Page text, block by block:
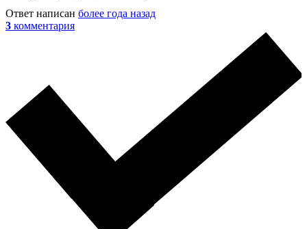
Ответ написан более года назад
3 комментария